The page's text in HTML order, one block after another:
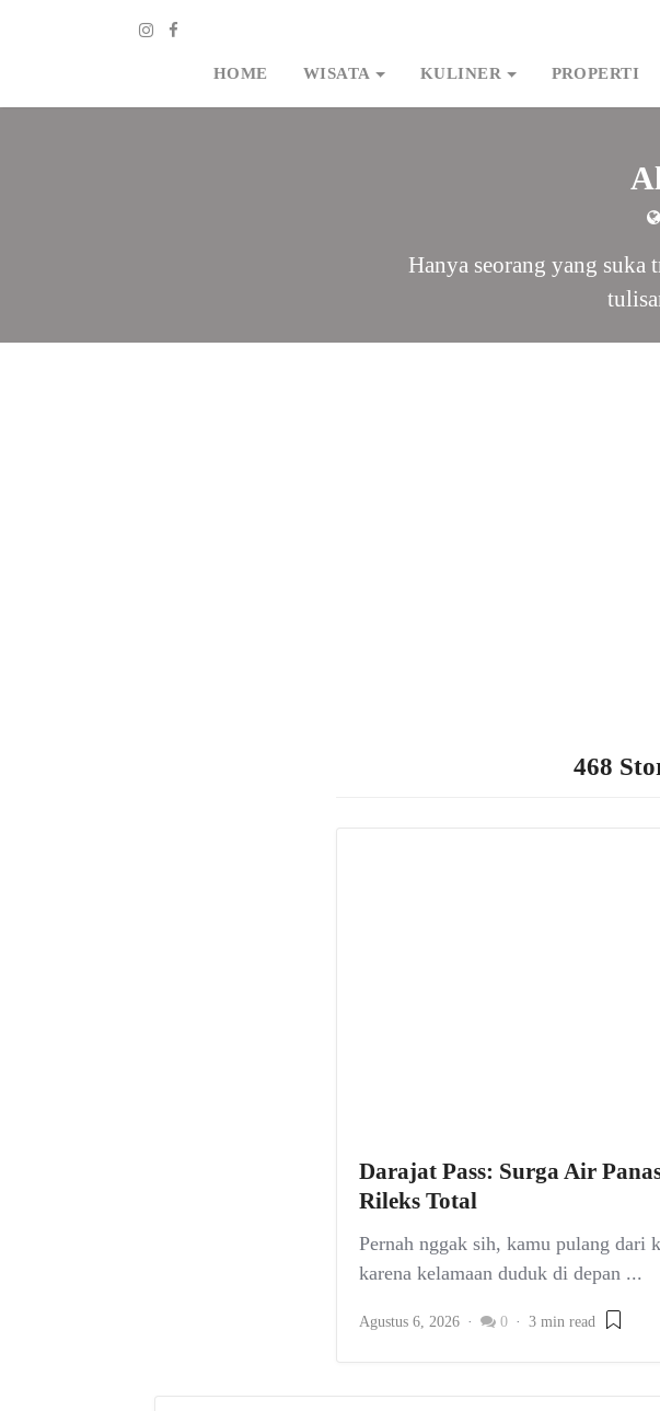
HOME WISATA KULINER PROPERTI
Hanya seorang yang
468
Darajat Pass: Surga Air
Rileks Total
Pernah nggak sih, kamu pulang dari
karena kelamaan duduk di depan ...
Agustus 6, 2026 0 3 min read